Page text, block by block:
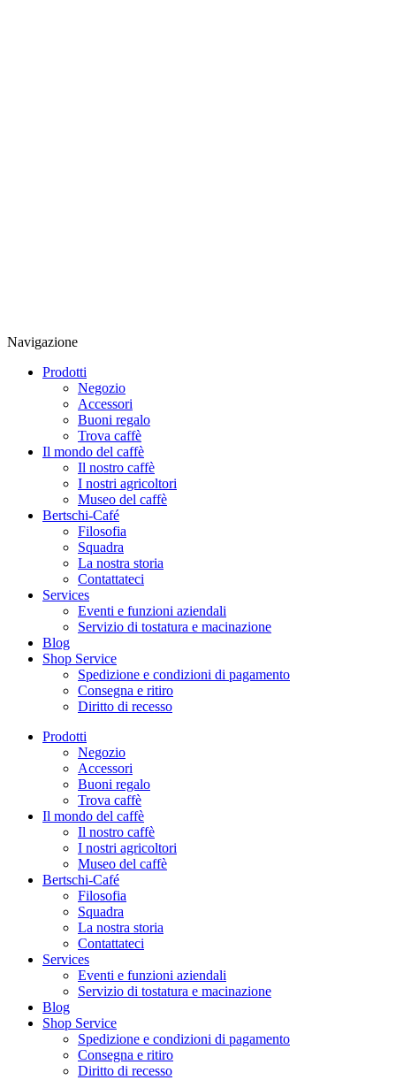
Navigazione
Prodotti
Negozio
Accessori
Buoni regalo
Trova caffè
Il mondo del caffè
Il nostro caffè
I nostri agricoltori
Museo del caffè
Bertschi-Café
Filosofia
Squadra
La nostra storia
Contattateci
Services
Eventi e funzioni aziendali
Servizio di tostatura e macinazione
Blog
Shop Service
Spedizione e condizioni di pagamento
Consegna e ritiro
Diritto di recesso
Prodotti
Negozio
Accessori
Buoni regalo
Trova caffè
Il mondo del caffè
Il nostro caffè
I nostri agricoltori
Museo del caffè
Bertschi-Café
Filosofia
Squadra
La nostra storia
Contattateci
Services
Eventi e funzioni aziendali
Servizio di tostatura e macinazione
Blog
Shop Service
Spedizione e condizioni di pagamento
Consegna e ritiro
Diritto di recesso